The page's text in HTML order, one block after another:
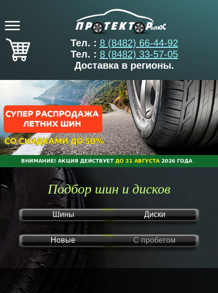
Тел. : 8 (8482) 66-44-92
Тел. : 8 (8482) 33-57-05
Доставка в регионы.
Подбор шин и дисков
Шины Диски
Новые С пробегом